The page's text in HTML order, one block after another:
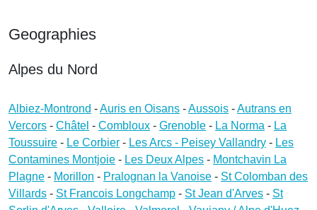
Geographies
Alpes du Nord
Albiez-Montrond -Auris en Oisans -Aussois -Autrans en
Vercors - Châtel - Combloux - Grenoble - La Norma - La
Toussuire - Le Corbier - Les Arcs - Peisey Vallandry - Les
Contamines Montjoie - Les Deux Alpes - Montchavin La
Plagne - Morillon - Pralognan la Vanoise - St Colomban des
Villards - St Francois Longchamp - St Jean d'Arves - St